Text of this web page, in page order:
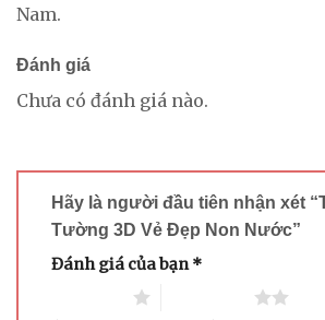
Nam.
Đánh giá
Chưa có đánh giá nào.
Hãy là người đầu tiên nhận xét
Tường 3D Vẻ Đẹp Non Nước”
Đánh giá của bạn*